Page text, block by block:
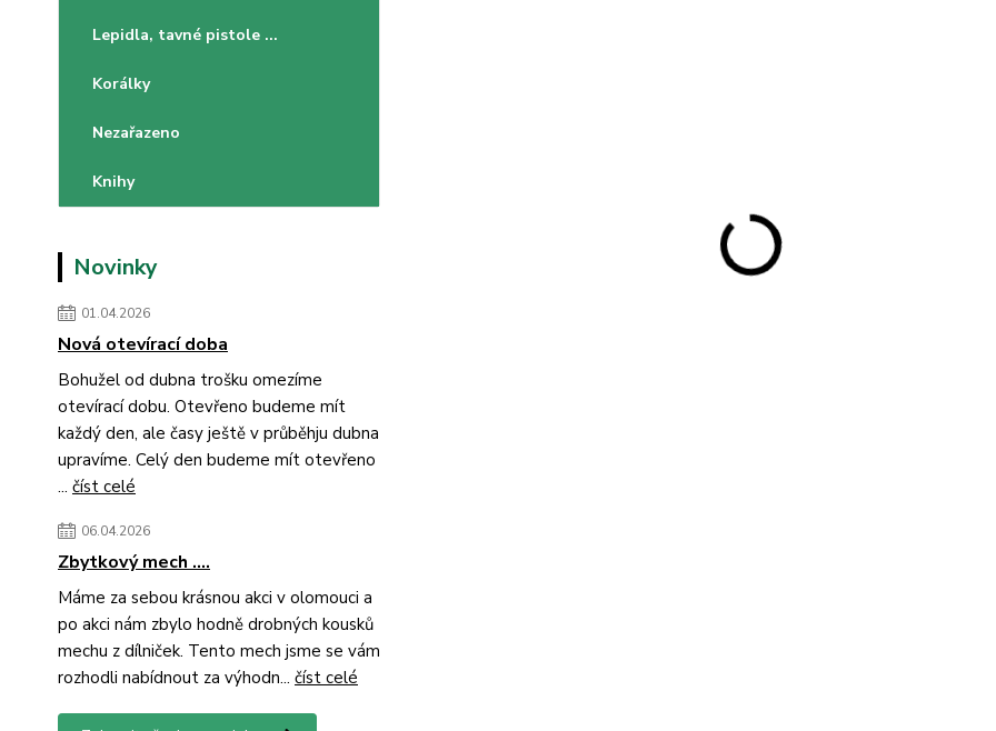
Lepidla, tavné pistole ...
Korálky
Nezařazeno
Knihy
Novinky
01.04.2026
Nová otevírací doba
Bohužel od dubna trošku omezíme
otevírací dobu. Otevřeno budeme mít
každý den, ale časy ještě v průběhju dubna
upravíme. Celý den budeme mít otevřeno
... číst celé
06.04.2026
Zbytkový mech ....
Máme za sebou krásnou akci v olomouci a
po akci nám zbylo hodně drobných kousků
mechu z dílniček. Tento mech jsme se vám
rozhodli nabídnout za výhodn... číst celé